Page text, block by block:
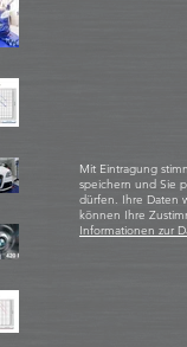
Mit Eintragung
speichern und Sie
dürfen. Ihre Daten
können Ihre
Informationen zur